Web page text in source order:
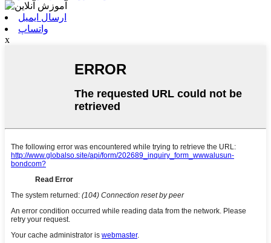
ارسال ایمیل
واتساپ
x